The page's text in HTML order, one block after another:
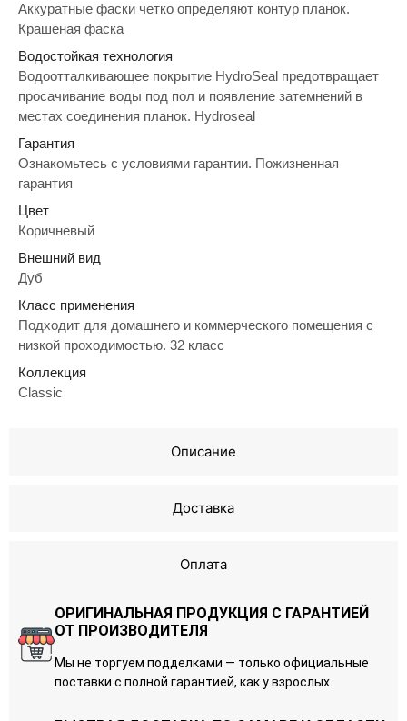
Описание
Доставка
Оплата
Аккуратные фаски четко определяют контур планок.
Крашеная фаска
Водостойкая технология
Водоотталкивающее покрытие HydroSeal предотвращает
просачивание воды под пол и появление затемнений в
местах соединения планок. Hydroseal
Гарантия
Ознакомьтесь с условиями гарантии. Пожизненная
гарантия
Цвет
Коричневый
Внешний вид
Дуб
Класс применения
Подходит для домашнего и коммерческого помещения с
низкой проходимостью. 32 класс
Коллекция
Classic
ОРИГИНАЛЬНАЯ ПРОДУКЦИЯ С ГАРАНТИЕЙ
ОТ ПРОИЗВОДИТЕЛЯ
Мы не торгуем подделками — только официальные
поставки с полной гарантией, как у взрослых.